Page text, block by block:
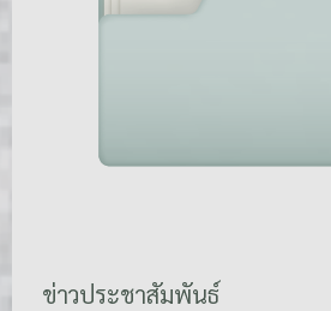
ข่าวประชาสัมพันธ์